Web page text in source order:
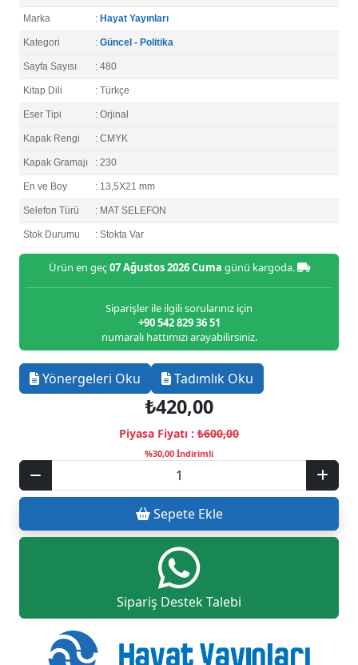
Marka : Hayat Yayınları
Kategori : Güncel - Politika
Sayfa Sayısı : 480
Kitap Dili : Türkçe
Eser Tipi : Orjinal
Kapak Rengi : CMYK
Kapak Gramajı : 230
En ve Boy : 13,5X21 mm
Selefon Türü : MAT SELEFON
Stok Durumu : Stokta Var
Ürün en geç07 Ağustos 2026 Cuma günü kargoda.
Siparişler ile ilgili sorularınız için
+90 542 829 36 51
numaralı hattımızı arayabilirsiniz.
Yönergeleri Oku Tadımlık Oku
₺420,00
Piyasa Fiyatı : ₺600,00
%30,00 İndirimli
Sepete Ekle
Sipariş Destek Talebi